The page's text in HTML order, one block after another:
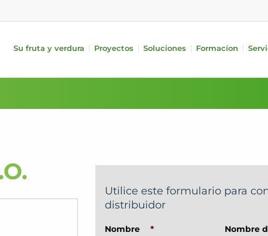
Su fruta y verdura
Fruta
Mangos
Verdura
Proyectos Soluciones
Aparatos Periféricos
Sistemas de llenado de bins
Logística Interna
Formacíon
Utilice este formulario para
distribuidor
Nombre * Nombre